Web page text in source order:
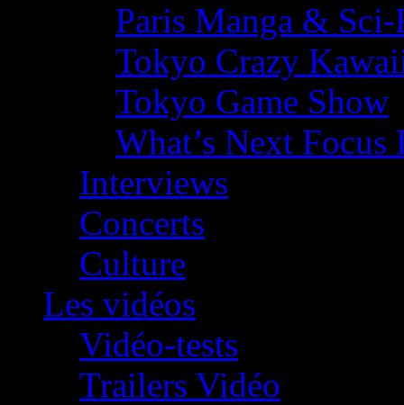
Paris Manga &
Tokyo Crazy
Tokyo Game Show
What’s Next
Interviews
Concerts
Culture
Les vidéos
Vidéo-tests
Trailers Vidéo